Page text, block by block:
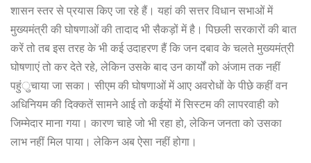
शासन स्तर से प्रयास किए जा रहे हैं। यहां की सत्तर विधान सभाओं में
मुख्यमंत्री की घोषणाओं की तादाद भी सैकड़ों में है। पिछली सरकारों की बात
करें तो तब इस तरह के भी कई उदाहरण हैं कि जन दबाव के चलते मुख्यमंत्री
घोषणाएं तो कर देते रहे, लेकिन उसके बाद उन कार्यों को अंजाम तक नहीं
पहुंुचाया जा सका। सीएम की घोषणाओं में आए अवरोधों के पीछे कहीं वन
अधिनियम की दिक्कतें सामने आई तो कईयों में सिस्टम की लापरवाही को
जिम्मेदार माना गया। कारण चाहे जो भी रहा हो, लेकिन जनता को उसका
लाभ नहीं मिल पाया। लेकिन अब ऐसा नहीं होगा।